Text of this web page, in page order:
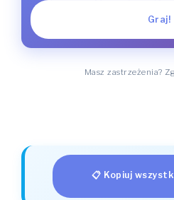
Graj!
Masz zastrzeżenia?
📋 Kopiuj